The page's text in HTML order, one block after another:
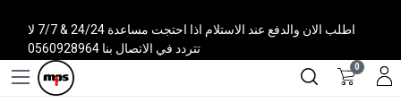
اطلب الان والدفع عند الاستلام اذا احتجت مساعدة 24/24 & 7/7 لا
تتردد في الاتصال بنا 0560928964
0